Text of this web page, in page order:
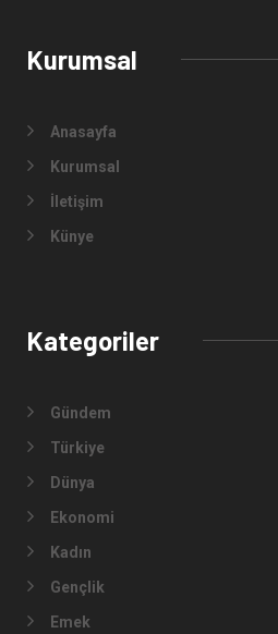
Kurumsal
Anasayfa
Kurumsal
İletişim
Künye
Kategoriler
Gündem
Türkiye
Dünya
Ekonomi
Kadın
Gençlik
Emek